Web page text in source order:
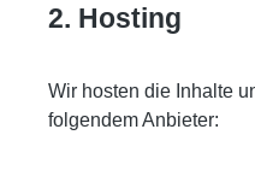
2. Hosting
Wir hosten die Inhalte
folgendem Anbieter: